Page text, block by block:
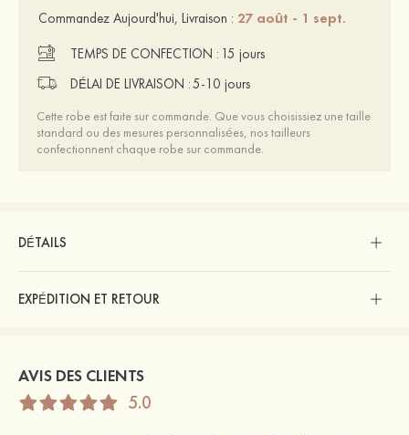
Commandez Aujourd'hui, Livraison : 27 août - 1 sept.
TEMPS DE CONFECTION : 15 jours
DÉLAI DE LIVRAISON :5-10 jours
Cette robe est faite sur commande. Que vous choisissiez une taille
standard ou des mesures personnalisées, nos tailleurs
confectionnent chaque robe sur commande.
DÉTAILS
EXPÉDITION ET RETOUR
AVIS DES CLIENTS
5.0